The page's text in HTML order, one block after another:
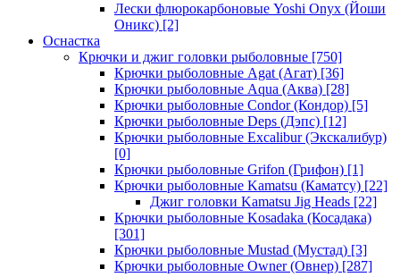
Лески флюрокарбоновые Yoshi Onyx (Йоши
Оникс) [2]
Оснастка
Крючки и джиг головки рыболовные [750]
Крючки рыболовные Agat (Агат) [36]
Крючки рыболовные Aqua (Аква) [28]
Крючки рыболовные Condor (Кондор) [5]
Крючки рыболовные Deps (Дэпс) [12]
Крючки рыболовные Excalibur (Экскалибур)
[0]
Крючки рыболовные Grifon (Грифон) [1]
Крючки рыболовные Kamatsu (Каматсу) [22]
Джиг головки Kamatsu Jig Heads [22]
Крючки рыболовные Kosadaka (Косадака)
[301]
Крючки рыболовные Mustad (Мустад) [3]
Крючки рыболовные Owner (Овнер) [287]